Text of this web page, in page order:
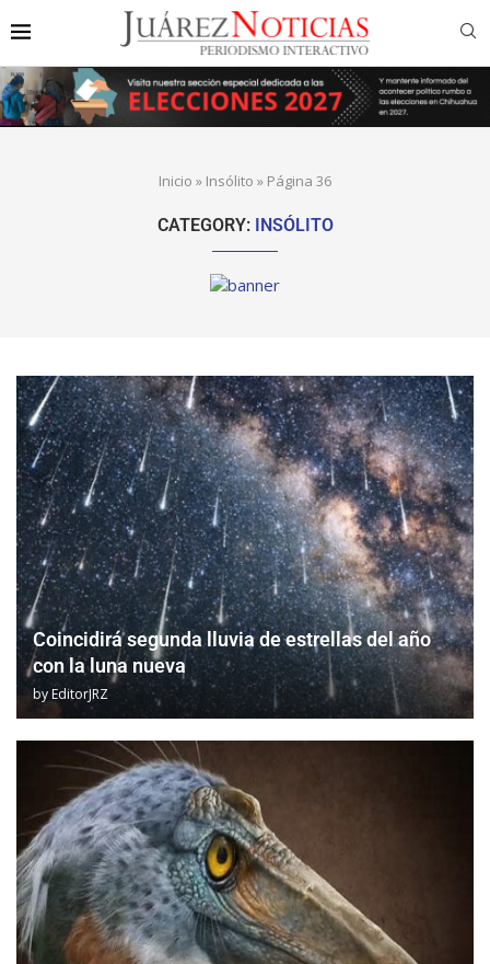
Inicio » Insólito » Página 36
CATEGORY: INSÓLITO
Coincidirá segunda lluvia de estrellas del año
con la luna nueva
byEditorJRZ